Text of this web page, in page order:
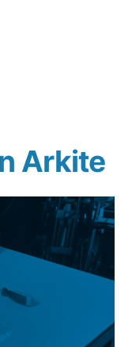
Arkite